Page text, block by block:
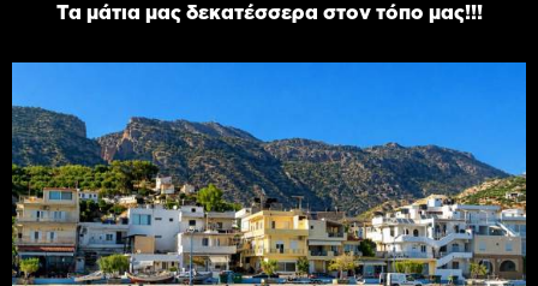
Τα μάτια μας δεκατέσσερα στον τόπο μας!!!